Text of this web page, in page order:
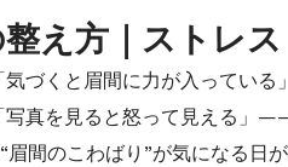
え方｜ストレ
気づくと眉間に力が入っている」
写真を見ると怒って見える」
間のこわばり”が気になる日